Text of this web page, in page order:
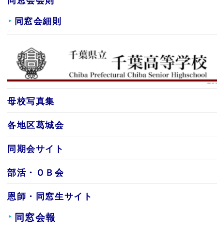
同窓会細則
母校写真集
各地区葛城会
同期会サイト
部活・ＯＢ会
恩師・同窓生サイト
同窓会報